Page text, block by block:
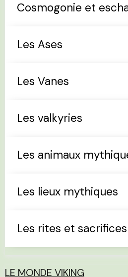
Cosmogonie et
Les Ases
Les Vanes
Les valkyries
Les animaux
Les lieux mythiques
Les rites et sacrifices
LE MONDE VIKING